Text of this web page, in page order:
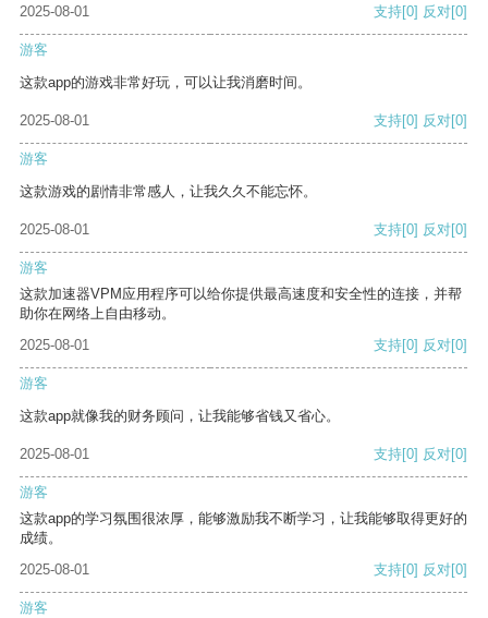
2025-08-01 支持[0] 反对[0]
游客
这款app的游戏非常好玩，可以让我消磨时间。
2025-08-01 支持[0] 反对[0]
游客
这款游戏的剧情非常感人，让我久久不能忘怀。
2025-08-01 支持[0] 反对[0]
游客
这款加速器VPM应用程序可以给你提供最高速度和安全性的连接，并帮
助你在网络上自由移动。
2025-08-01
支持[0] 反对[0]
游客
这款app就像我的财务顾问，让我能够省钱又省心。
2025-08-01 支持[0] 反对[0]
游客
这款app的学习氛围很浓厚，能够激励我不断学习，让我能够取得更好的
成绩。
2025-08-01
支持[0] 反对[0]
游客